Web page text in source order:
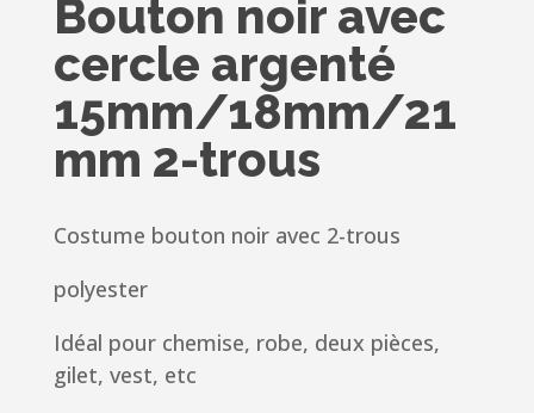
Bouton noir avec
cercle argenté
15mm/18mm/21
mm 2-trous
Costume bouton noir avec 2-trous
polyester
Idéal pour chemise, robe, deux pièces,
gilet, vest, etc